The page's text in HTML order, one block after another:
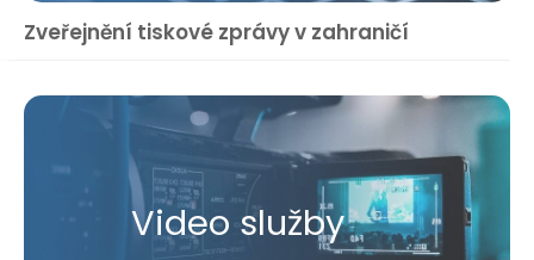
Zveřejnění tiskové zprávy v zahraničí
Video služby